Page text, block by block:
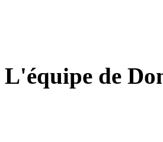
L'équipe de